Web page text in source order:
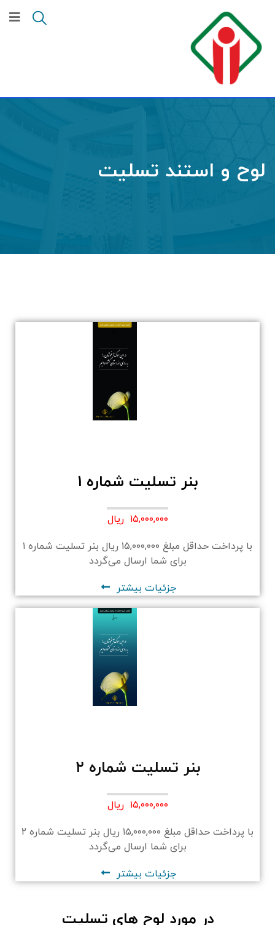
لوح و استند تسلیت
بنر تسلیت شماره ۱
۱۵,۰۰۰,۰۰۰ ریال
با پرداخت حداقل مبلغ ۱۵,۰۰۰,۰۰۰ ریال بنر تسلیت شماره ۱
برای شما ارسال می‌گردد
جزئیات بیشتر
بنر تسلیت شماره ۲
۱۵,۰۰۰,۰۰۰ ریال
با پرداخت حداقل مبلغ ۱۵,۰۰۰,۰۰۰ ریال بنر تسلیت شماره ۲
برای شما ارسال می‌گردد
جزئیات بیشتر
در مورد لوح های تسلیت